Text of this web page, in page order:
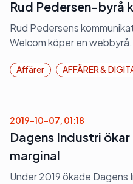
Rud Pedersen-byrå
Rud Pedersens
Welcom köper en webbyrå.
Affärer AFFÄRER &
2019-10-07, 01:18
Dagens Industri
marginal
Under 2019 ökade Dagens